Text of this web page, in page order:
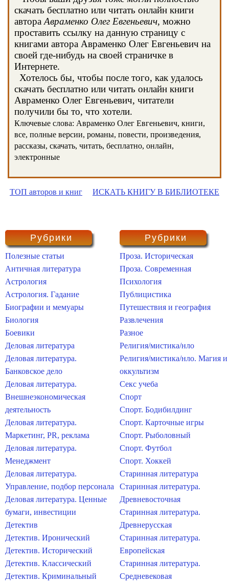
скачать бесплатно или читать онлайн книги
автора Авраменко Олег Евгеньевич, можно
проставить ссылку на данную страницу с
книгами автора Авраменко Олег Евгеньевич на
своей где-нибудь на своей страничке в
Интернете.
Хотелось бы, чтобы после того, как удалось
скачать бесплатно или читать онлайн книги
Авраменко Олег Евгеньевич, читатели
получили бы то, что хотели.
Ключевые слова: Авраменко Олег Евгеньевич, книги,
все, полные версии, романы, повести, произведения,
рассказы, скачать, читать, бесплатно, онлайн,
электронные
ТОП авторов и книг ИСКАТЬ КНИГУ В БИБЛИОТЕКЕ
Рубрики
Полезные статьи
Античная литература
Астрология
Астрология. Гадание
Биографии и мемуары
Биология
Боевики
Деловая литература
Деловая литература.
Банковское дело
Деловая литература.
Внешнеэкономическая
деятельность
Деловая литература.
Маркетинг, PR, реклама
Деловая литература.
Менеджмент
Деловая литература.
Управление, подбор персонала
Деловая литература. Ценные
бумаги, инвестиции
Детектив
Детектив. Иронический
Детектив. Исторический
Детектив. Классический
Детектив. Криминальный
Рубрики
Проза. Историческая
Проза. Современная
Психология
Публицистика
Путешествия и география
Развлечения
Разное
Религия/мистика/нло
Религия/мистика/нло. Магия и
оккультизм
Секс учеба
Спорт
Спорт. Бодибилдинг
Спорт. Карточные игры
Спорт. Рыболовный
Спорт. Футбол
Спорт. Хоккей
Старинная литература
Старинная литература.
Древневосточная
Старинная литература.
Древнерусская
Старинная литература.
Европейская
Старинная литература.
Средневековая